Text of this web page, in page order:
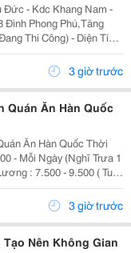
Đức - Kdc Khang Nam -
Đình Phong Phú,Tăng
Công) - Diện Tích
Diện Tích Công Nhận:
Trệt, 2 Lầu,...
3 giờ trước
Quán Ăn Hàn Quốc
Ăn Hàn Quốc Thời
1
3 giờ trước
Nên Không Gian